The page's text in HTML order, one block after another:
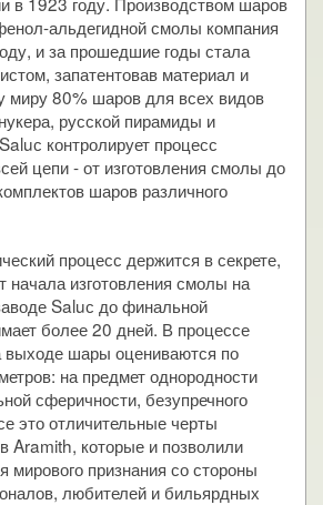
альдегидной смолы компания
и за прошедшие годы стала
запатентовав материал и
миру 80% шаров для всех видов
русской пирамиды и
контролирует процесс
цепи - от изготовления смолы до
шаров различного
процесс держится в секрете,
начала изготовления смолы на
Saluс до финальной
более 20 дней. В процессе
выходе шары оцениваются по
на предмет однородности
сферичности, безупречного
это отличительные черты
Aramith, которые и позволили
мирового признания со стороны
любителей и бильярдных